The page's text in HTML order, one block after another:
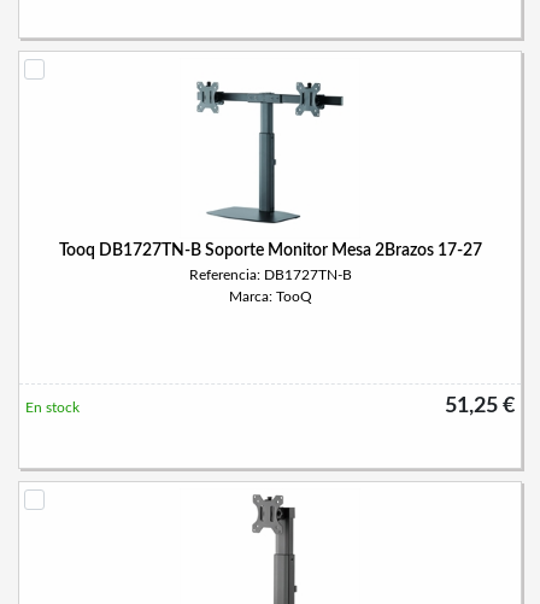
Tooq DB1727TN-B Soporte Monitor Mesa 2Brazos 17-27
Referencia: DB1727TN-B
Marca: TooQ
51,25 €
En stock